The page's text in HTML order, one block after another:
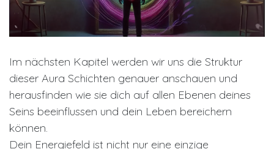
Im nächsten Kapitel werden wir uns die Struktur
dieser Aura Schichten genauer anschauen und
herausfinden wie sie dich auf allen Ebenen deines
Seins beeinflussen und dein Leben bereichern
können.
Dein Energiefeld ist nicht nur eine einzige